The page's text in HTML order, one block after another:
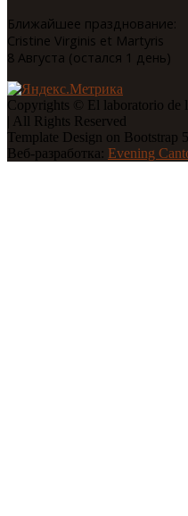
Ближайшее празднование:
Cristine Virginis et Martyris
8 Августа (остался 1 день)
Copyrights © El laboratorio de
| All Rights Reserved
Template Design on Bootstrap
Веб-разработка: Evening